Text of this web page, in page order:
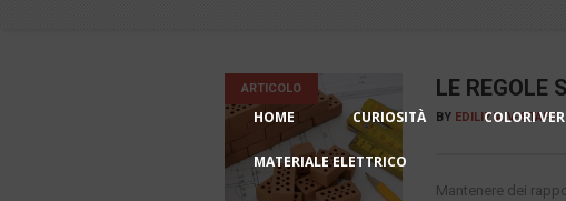
HOME CURIOSITÀ COLORI
MATERIALE ELETTRICO
ARTICOLO LE REGOLE
BY EDILIZIA V-STAFF
Mantenere dei